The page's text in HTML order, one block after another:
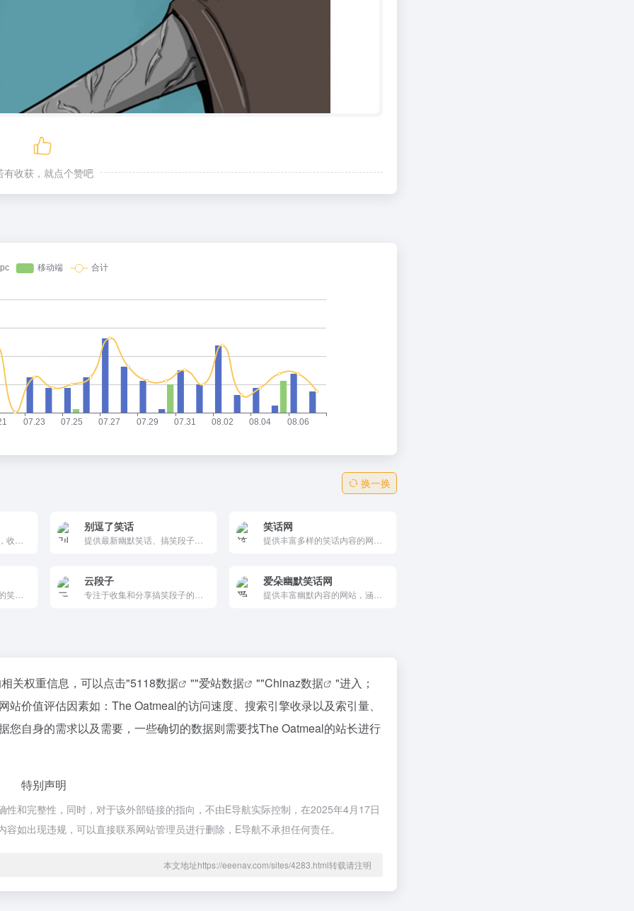
有收获，就点个赞吧
换一换
别逗了笑话
提供最新幽默笑话、搞笑段子和搞笑动态图片的网站，帮助用户在忙碌的生活中找到轻松和快乐，享受欢乐时光。
笑话网
提供丰富多样的幽默内容的笑话网站，涵盖文字笑话、搞笑段子和幽默故事，帮助用户在忙碌的生活中找到轻松和快乐。
云段子 爱朵幽默笑话网
关权重信息，可以点击"5118数据 ""爱站数据 ""Chinaz数据
"进入；
价值评估因素如：The Oatmeal的访问速度、搜索引擎收录以及索引量、
自身的需求以及需要，一些确切的数据则需要找The Oatmeal的站长进行
特别声明
和完整性，同时，对于该外部链接的指向，不由E导航实际控制，在2025年4月17日
如出现违规，可以直接联系网站管理员进行删除，E导航不承担任何责任。
本文地址https://eeenav.com/sites/4283.html转载请注明